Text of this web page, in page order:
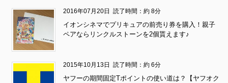
2016年07月20日 読了時間：約 8分
イオンシネマでプリキュアの前売り券を購入！親子
ペアならリンクルストーンを2個貰えます♪
2015年10月13日 読了時間：約 6分
ヤフーの期間固定Tポイントの使い道は？【ヤフオク